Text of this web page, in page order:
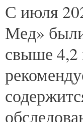
С июля
Мед»
свыше